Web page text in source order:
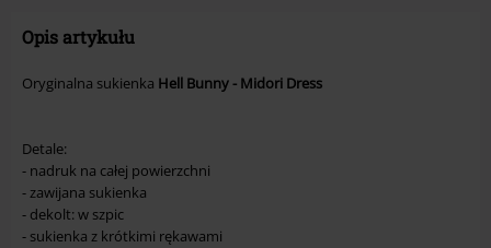
Opis artykułu
Oryginalna sukienka Hell Bunny - Midori Dress
Detale:
- nadruk na całej powierzchni
- zawijana sukienka
- dekolt: w szpic
- sukienka z krótkimi rękawami